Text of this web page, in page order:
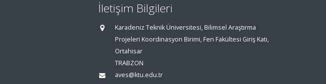
İletişim Bilgileri
Karadeniz Teknik Üniversitesi, Bilimsel Araştırma
Projeleri Koordinasyon Birimi, Fen Fakültesi Giriş Katı,
Ortahisar
TRABZON
aves@ktu.edu.tr